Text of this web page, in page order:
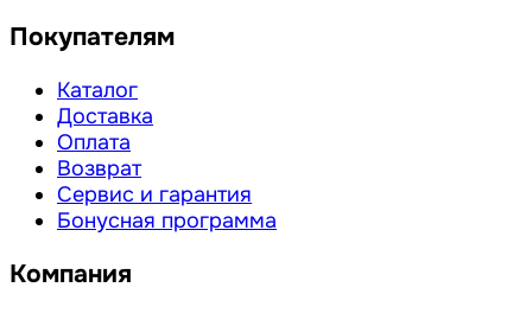
Покупателям
Каталог
Доставка
Оплата
Возврат
Сервис и гарантия
Бонусная программа
Компания